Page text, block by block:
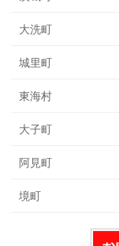
大洗町
城里町
東海村
大子町
阿見町
境町